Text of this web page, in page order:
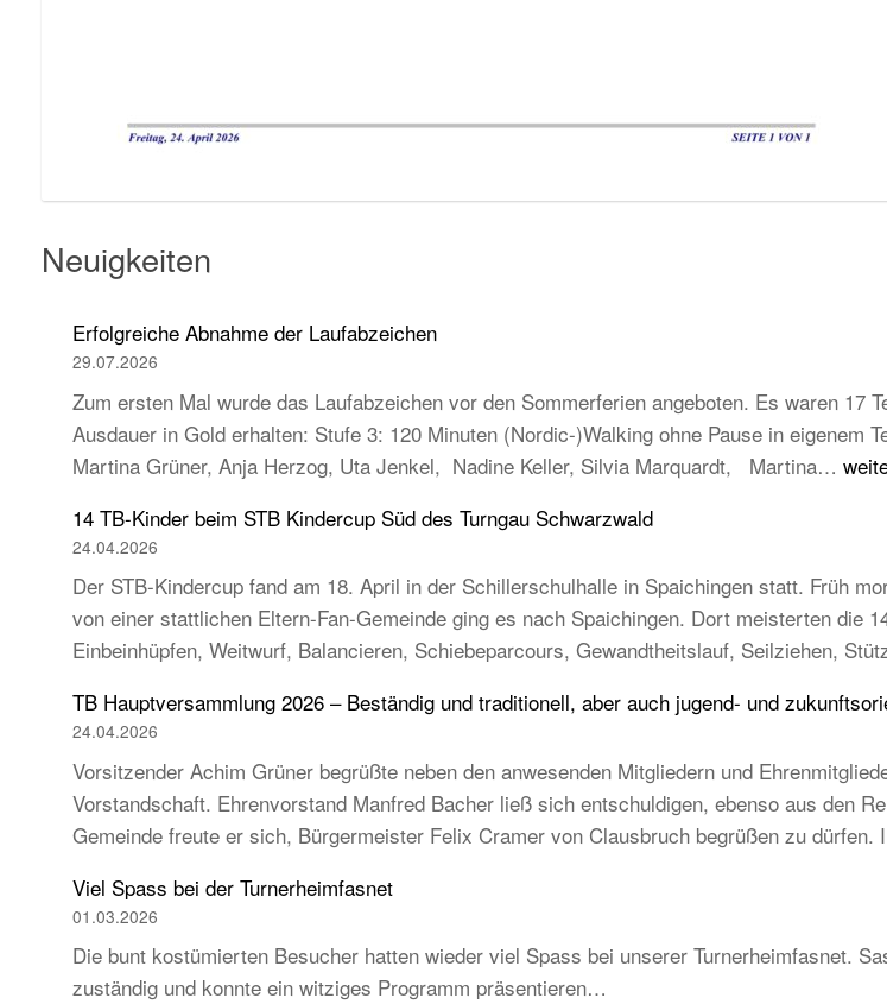
Neuigkeiten
Erfolgreiche Abnahme der Laufabzeichen
29.07.2026
Zum ersten Mal wurde das Laufabzeichen vor den Sommerferien angeboten. Es waren 17
Ausdauer in Gold erhalten: Stufe 3: 120 Minuten (Nordic-)Walking ohne Pause in
Martina Grüner, Anja Herzog, Uta Jenkel, Nadine Keller, Silvia Marquardt, Martina…
14 TB-Kinder beim STB Kindercup Süd des Turngau Schwarzwald
24.04.2026
Der STB-Kindercup fand am 18. April in der Schillerschulhalle in Spaichingen statt. Früh
von einer stattlichen Eltern-Fan-Gemeinde ging es nach Spaichingen. Dort meisterten die
Einbeinhüpfen, Weitwurf, Balancieren, Schiebeparcours, Gewandtheitslauf, Seilziehen,
TB Hauptversammlung 2026 – Beständig und traditionell, aber auch jugend- und
24.04.2026
Vorsitzender Achim Grüner begrüßte neben den anwesenden Mitgliedern und
Vorstandschaft. Ehrenvorstand Manfred Bacher ließ sich entschuldigen, ebenso aus den
Gemeinde freute er sich, Bürgermeister Felix Cramer von Clausbruch begrüßen zu
Viel Spass bei der Turnerheimfasnet
01.03.2026
Die bunt kostümierten Besucher hatten wieder viel Spass bei unserer Turnerheimfasnet.
zuständig und konnte ein witziges Programm präsentieren…